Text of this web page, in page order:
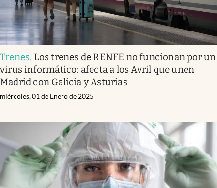
Trenes. Los trenes de RENFE no funcionan por un
virus informático: afecta a los Avril que unen
Madrid con Galicia y Asturias
miércoles, 01 de Enero de 2025